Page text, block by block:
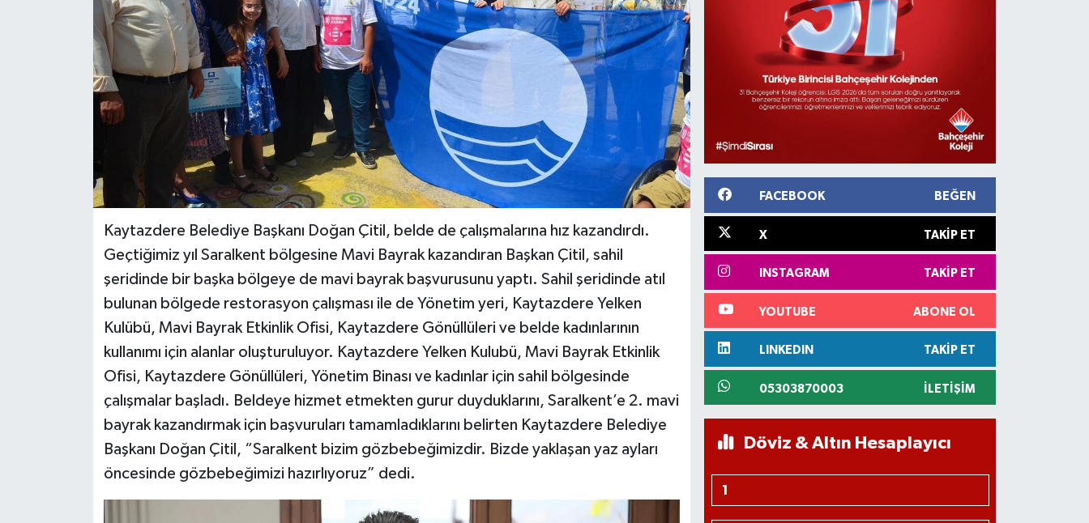
Kaytazdere Belediye Başkanı Doğan Çitil, belde de çalışmalarına hız kazandırdı.
Geçtiğimiz yıl Saralkent bölgesine Mavi Bayrak kazandıran Başkan Çitil, sahil
şeridinde bir başka bölgeye de mavi bayrak başvurusunu yaptı. Sahil şeridinde atıl
bulunan bölgede restorasyon çalışması ile de Yönetim yeri, Kaytazdere Yelken
Kulübü, Mavi Bayrak Etkinlik Ofisi, Kaytazdere Gönüllüleri ve belde kadınlarının
kullanımı için alanlar oluşturuluyor. Kaytazdere Yelken Kulubü, Mavi Bayrak Etkinlik
Ofisi, Kaytazdere Gönüllüleri, Yönetim Binası ve kadınlar için sahil bölgesinde
çalışmalar başladı. Beldeye hizmet etmekten gurur duyduklarını, Saralkent’e 2. mavi
bayrak kazandırmak için başvuruları tamamladıklarını belirten Kaytazdere Belediye
Başkanı Doğan Çitil, “Saralkent bizim gözbebeğimizdir. Bizde yaklaşan yaz ayları
öncesinde gözbebeğimizi hazırlıyoruz” dedi.
FACEBOOK BEĞEN
X TAKIP ET
INSTAGRAM TAKIP ET
YOUTUBE ABONE OL
LINKEDIN TAKIP ET
05303870003 İLETIŞIM
Döviz & Altın Hesaplayıcı